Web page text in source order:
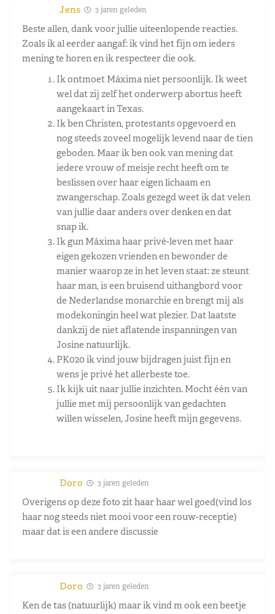
Jens 3 jaren geleden
Beste allen, dank voor jullie uiteenlopende reacties.
Zoals ik al eerder aangaf: ik vind het fijn om ieders
mening te horen en ik respecteer die ook.
Ik ontmoet Máxima niet persoonlijk. Ik weet
wel dat zij zelf het onderwerp abortus heeft
aangekaart in Texas.
Ik ben Christen, protestants opgevoerd en
nog steeds zoveel mogelijk levend naar de tien
geboden. Maar ik ben ook van mening dat
iedere vrouw of meisje recht heeft om te
beslissen over haar eigen lichaam en
zwangerschap. Zoals gezegd weet ik dat velen
van jullie daar anders over denken en dat
snap ik.
Ik gun Máxima haar privé-leven met haar
eigen gekozen vrienden en bewonder de
manier waarop ze in het leven staat: ze steunt
haar man, is een bruisend uithangbord voor
de Nederlandse monarchie en brengt mij als
modekoningin heel wat plezier. Dat laatste
dankzij de niet aflatende inspanningen van
Josine natuurlijk.
PK020 ik vind jouw bijdragen juist fijn en
wens je privé het allerbeste toe.
Ik kijk uit naar jullie inzichten. Mocht één van
jullie met mij persoonlijk van gedachten
willen wisselen, Josine heeft mijn gegevens.
Doro 3 jaren geleden
Overigens op deze foto zit haar haar wel goed(vind los
haar nog steeds niet mooi voor een rouw-receptie)
maar dat is een andere discussie
Doro 3 jaren geleden
Ken de tas (natuurlijk) maar ik vind m ook een beetje